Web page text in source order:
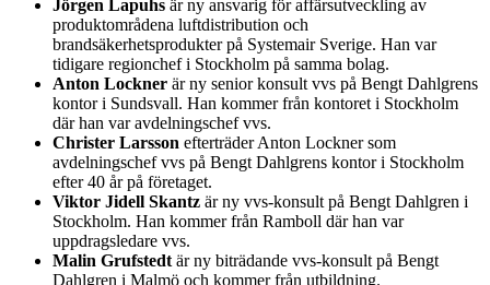
Jörgen Lapuhs är ny ansvarig för affärsutveckling av
produktområdena luftdistribution och
brandsäkerhetsprodukter på Systemair Sverige. Han var
tidigare regionchef i Stockholm på samma bolag.
Anton Lockner är ny senior konsult vvs på Bengt Dahlgrens
kontor i Sundsvall. Han kommer från kontoret i Stockholm
där han var avdelningschef vvs.
Christer Larsson efterträder Anton Lockner som
avdelningschef vvs på Bengt Dahlgrens kontor i Stockholm
efter 40 år på företaget.
Viktor Jidell Skantz är ny vvs-konsult på Bengt Dahlgren i
Stockholm. Han kommer från Ramboll där han var
uppdragsledare vvs.
Malin Grufstedt är ny biträdande vvs-konsult på Bengt
Dahlgren i Malmö och kommer från utbildning.